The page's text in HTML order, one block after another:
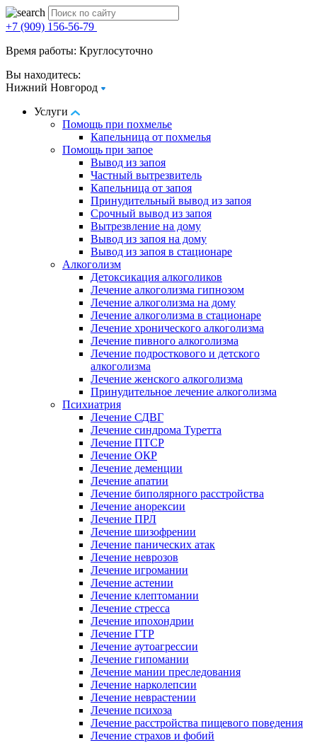
+7 (909) 156-56-79
Время работы: Круглосуточно
Вы находитесь:
Нижний Новгород
Услуги
Помощь при похмелье
Капельница от похмелья
Помощь при запое
Вывод из запоя
Частный вытрезвитель
Капельница от запоя
Принудительный вывод из запоя
Срочный вывод из запоя
Вытрезвление на дому
Вывод из запоя на дому
Вывод из запоя в стационаре
Алкоголизм
Детоксикация алкоголиков
Лечение алкоголизма гипнозом
Лечение алкоголизма на дому
Лечение алкоголизма в стационаре
Лечение хронического алкоголизма
Лечение пивного алкоголизма
Лечение подросткового и детского
алкоголизма
Лечение женского алкоголизма
Принудительное лечение алкоголизма
Психиатрия
Лечение СДВГ
Лечение синдрома Туретта
Лечение ПТСР
Лечение ОКР
Лечение деменции
Лечение апатии
Лечение биполярного расстройства
Лечение анорексии
Лечение ПРЛ
Лечение шизофрении
Лечение панических атак
Лечение неврозов
Лечение игромании
Лечение астении
Лечение клептомании
Лечение стресса
Лечение ипохондрии
Лечение ГТР
Лечение аутоагрессии
Лечение гипомании
Лечение мании преследования
Лечение нарколепсии
Лечение неврастении
Лечение психоза
Лечение расстройства пищевого поведения
Лечение страхов и фобий